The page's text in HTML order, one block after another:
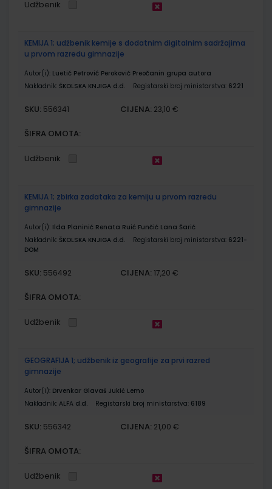
Udžbenik
KEMIJA 1; udžbenik kemije s dodatnim digitalnim sadržajima
u prvom razredu gimnazije
Autor(i): Luetić Petrović Peroković Preočanin grupa autora
Nakladnik: ŠKOLSKA KNJIGA d.d. Registarski broj ministarstva: 6221
SKU: 556341 CIJENA: 23,10 €
ŠIFRA OMOTA:
Udžbenik
KEMIJA 1; zbirka zadataka za kemiju u prvom razredu
gimnazije
Autor(i): Ilda Planinić Renata Ruić Funčić Lana Šarić
Nakladnik: ŠKOLSKA KNJIGA d.d. Registarski broj ministarstva: 6221-
DOM
SKU: 556492 CIJENA: 17,20 €
ŠIFRA OMOTA:
Udžbenik
GEOGRAFIJA 1; udžbenik iz geografije za prvi razred
gimnazije
Autor(i): Drvenkar Glavaš Jukić Lemo
Nakladnik: ALFA d.d. Registarski broj ministarstva: 6189
SKU: 556342 CIJENA: 21,00 €
ŠIFRA OMOTA:
Udžbenik